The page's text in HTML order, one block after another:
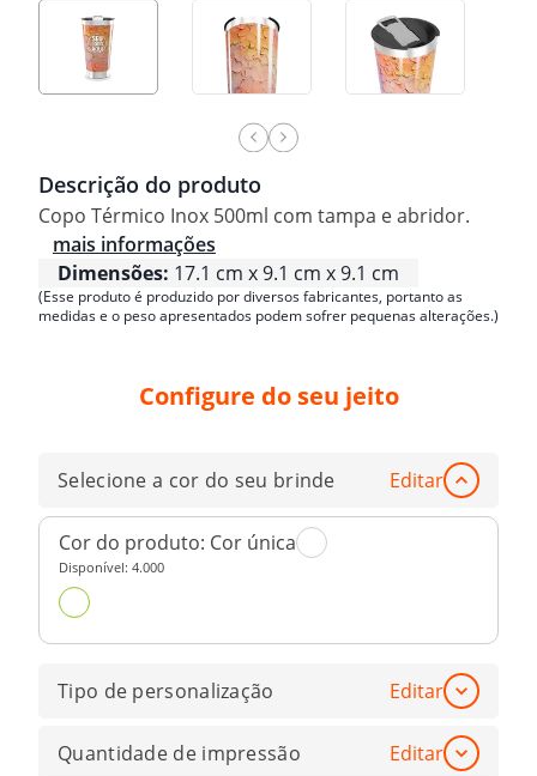
Descrição do produto
Copo Térmico Inox 500ml com tampa e abridor.
mais informações
Dimensões: 17.1 cm x 9.1 cm x 9.1 cm
(Esse produto é produzido por diversos fabricantes, portanto as
medidas e o peso apresentados podem sofrer pequenas alterações.)
Configure do seu jeito
Selecione a cor do seu brinde Editar
Cor do produto: Cor única
Disponível: 4.000
Tipo de personalização Editar
Quantidade de impressão Editar